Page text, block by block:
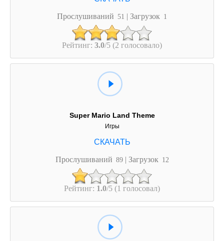
Прослушиваний 51 | Загрузок 1
Рейтинг: 3.0/5 (2 голосовало)
Super Mario Land Theme
Игры
Прослушиваний 89 | Загрузок 12
Рейтинг: 1.0/5 (1 голосовал)